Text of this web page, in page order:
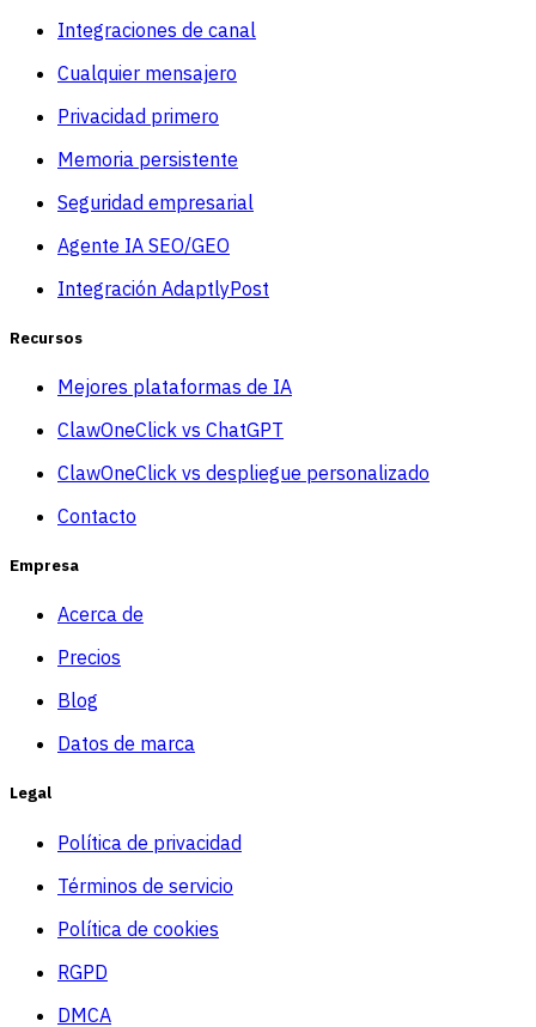
Integraciones de canal
Cualquier mensajero
Privacidad primero
Memoria persistente
Seguridad empresarial
Agente IA SEO/GEO
Integración AdaptlyPost
Recursos
Mejores plataformas de IA
ClawOneClick vs ChatGPT
ClawOneClick vs despliegue personalizado
Contacto
Empresa
Acerca de
Precios
Blog
Datos de marca
Legal
Política de privacidad
Términos de servicio
Política de cookies
RGPD
DMCA